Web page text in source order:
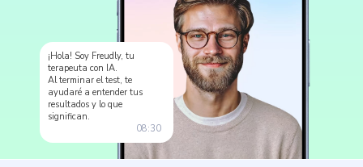
¡Hola! Soy Freudly, tu
terapeuta con IA.
Al terminar el test, te
ayudaré a entender tus
resultados y lo que
significan.
08:30